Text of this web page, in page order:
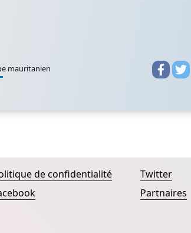
mauritanien
de confidentialité
Twitter
Partnaires